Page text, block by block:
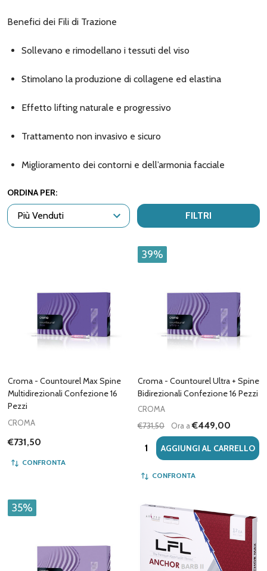
Benefici dei Fili di Trazione
Sollevano e rimodellano i tessuti del viso
Stimolano la produzione di collagene ed elastina
Effetto lifting naturale e progressivo
Trattamento non invasivo e sicuro
Miglioramento dei contorni e dell’armonia facciale
ORDINA PER:
FILTRI
Croma - Countourel Max Spine
Multidirezionali Confezione 16
Pezzi
CROMA
€731,50
CONFRONTA
39%
Croma - Countourel Ultra + Spine
Bidirezionali Confezione 16 Pezzi
CROMA
€731,50
Ora a€449,00
Quantità:AGGIUNGI AL CARRELLO
CONFRONTA
35%